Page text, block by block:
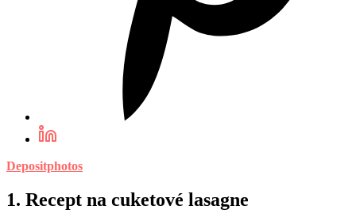
Depositphotos
1. Recept na cuketové lasagne